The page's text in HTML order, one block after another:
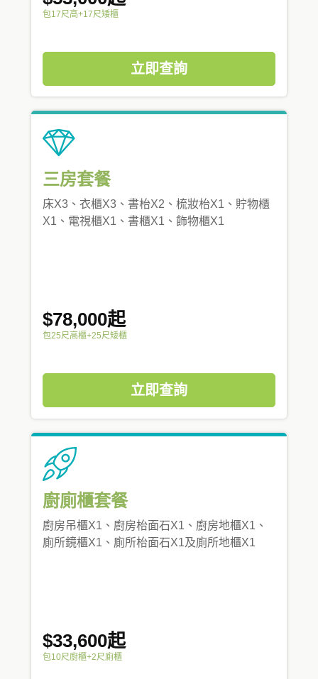
包17尺高+17尺矮櫃
立即查詢
三房套餐
床X3、衣櫃X3、書枱X2、梳妝枱X1、貯物櫃
X1、電視櫃X1、書櫃X1、飾物櫃X1
$78,000起
包25尺高櫃+25尺矮櫃
立即查詢
廚廁櫃套餐
廚房吊櫃X1、廚房枱面石X1、廚房地櫃X1、
廁所鏡櫃X1、廁所枱面石X1及廁所地櫃X1
$33,600起
包10尺廚櫃+2尺廁櫃